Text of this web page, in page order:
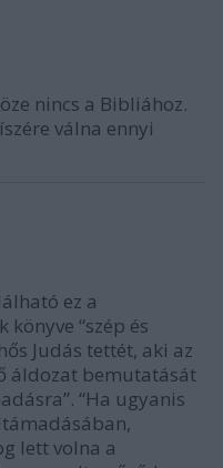
nincs a Bibliához.
válna ennyi
ez a
“szép és
Judás tettét, aki az
áldozat bemutatását
“Ha ugyanis
lett volna a